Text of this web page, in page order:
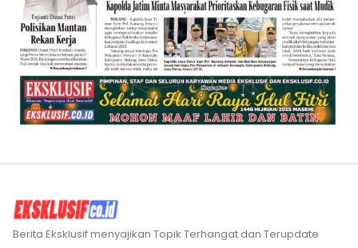
Berita Eksklusif menyajikan Topik Terhangat dan Terupdate